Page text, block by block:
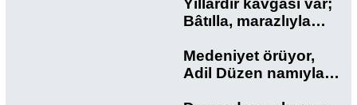
Yıllardır kavgası var;
Bâtılla, marazlıyla…
Medeniyet örüyor,
Adil Düzen namıyla…